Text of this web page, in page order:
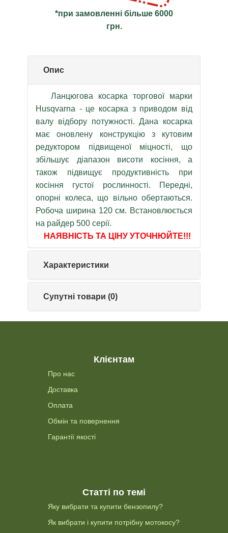
*при замовленні більше 6000
грн.
Опис
Ланцюгова косарка торгової марки
Husqvarna - це косарка з приводом від
валу відбору потужності. Дана косарка
має оновлену конструкцію з кутовим
редуктором підвищеної міцності, що
збільшує діапазон висоти косіння, а
також підвищує продуктивність при
косіння густої рослинності. Передні,
опорні колеса, що вільно обертаються.
Робоча ширина 120 см. Встановлюється
на райдер 500 серії.
НАЯВНІСТЬ ТА ЦІНУ УТОЧНЮЙТЕ!!!
Характеристики
Супутні товари (0)
Клієнтам
Про нас
Доставка
Оплата
Обмін та повернення
Гарантії якості
Статті по темі
Яку вибрати та купити бензопилу?
Як вибрати і купити потрібну мотокосу?